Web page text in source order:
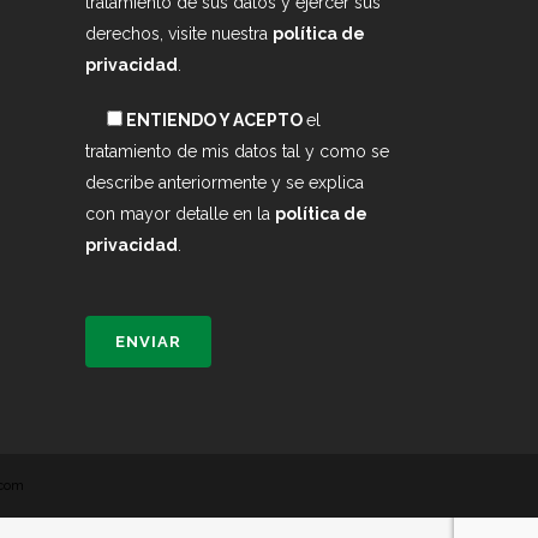
derechos, visite nuestra política de
privacidad
ENTIENDO Y ACEPTOel
tratamiento de mis datos tal y como se
describe anteriormente y se explica
con mayor detalle en la política de
privacidad